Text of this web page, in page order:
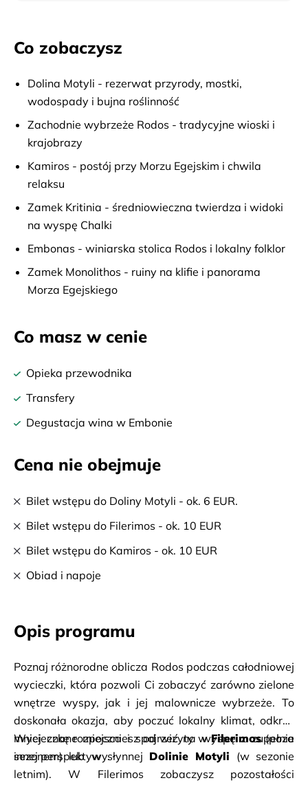
Co zobaczysz
Dolina Motyli - rezerwat przyrody, mostki,
wodospady i bujna roślinność
Zachodnie wybrzeże Rodos - tradycyjne wioski i
krajobrazy
Kamiros - postój przy Morzu Egejskim i chwila
relaksu
Zamek Kritinia - średniowieczna twierdza i widoki
na wyspę Chalki
Embonas - winiarska stolica Rodos i lokalny folklor
Zamek Monolithos - ruiny na klifie i panorama
Morza Egejskiego
Co masz w cenie
Opieka przewodnika
Transfery
Degustacja wina w Embonie
Cena nie obejmuje
Bilet wstępu do Doliny Motyli - ok. 6 EUR.
Bilet wstępu do Filerimos - ok. 10 EUR
Bilet wstępu do Kamiros - ok. 10 EUR
Obiad i napoje
Opis programu
Poznaj różnorodne oblicza Rodos podczas całodniowej
wycieczki, która pozwoli Ci zobaczyć zarówno zielone
wnętrze wyspy, jak i jej malownicze wybrzeże. To
doskonała okazja, aby poczuć lokalny klimat, odkryć
mniej znane miejsca i spojrzeć na wyspę z zupełnie
innej perspektywy.
Wycieczkę rozpoczniesz od wizyty w Filerimos (poza
sezonem) lub w słynnej Dolinie Motyli (w sezonie
letnim). W Filerimos zobaczysz pozostałości